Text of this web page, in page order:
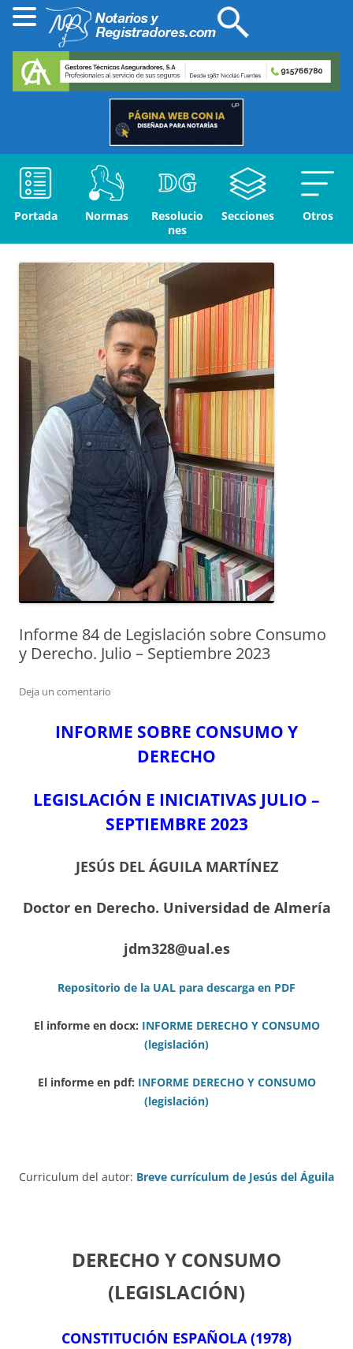
Portada Normas
Resolucio
nes
Secciones Otros
Informe 84 de Legislación sobre Consumo
y Derecho. Julio – Septiembre 2023
Deja un comentario
INFORME SOBRE CONSUMO Y
DERECHO
LEGISLACIÓN E INICIATIVAS JULIO –
SEPTIEMBRE 2023
JESÚS DEL ÁGUILA MARTÍNEZ
Doctor en Derecho. Universidad de Almería
jdm328@ual.es
Repositorio de la UAL para descarga en PDF
El informe en docx: INFORME DERECHO Y CONSUMO
(legislación)
El informe en pdf: INFORME DERECHO Y CONSUMO
(legislación)
Curriculum del autor: Breve currículum de Jesús del Águila
DERECHO Y CONSUMO
(LEGISLACIÓN)
CONSTITUCIÓN ESPAÑOLA (1978)